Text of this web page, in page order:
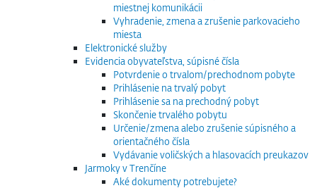
miestnej komunikácii
Vyhradenie, zmena a zrušenie parkovacieho
miesta
Elektronické služby
Evidencia obyvateľstva, súpisné čísla
Potvrdenie o trvalom/prechodnom pobyte
Prihlásenie na trvalý pobyt
Prihlásenie sa na prechodný pobyt
Skončenie trvalého pobytu
Určenie/zmena alebo zrušenie súpisného a
orientačného čísla
Vydávanie voličských a hlasovacích preukazov
Jarmoky v Trenčíne
Aké dokumenty potrebujete?